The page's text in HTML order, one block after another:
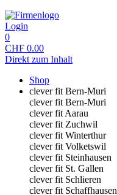
Login
0
CHF 0.00
Direkt zum Inhalt
Shop
clever fit Bern-Muri
clever fit Bern-Muri
clever fit Aarau
clever fit Zuchwil
clever fit Winterthur
clever fit Volketswil
clever fit Steinhausen
clever fit St. Gallen
clever fit Schlieren
clever fit Schaffhausen